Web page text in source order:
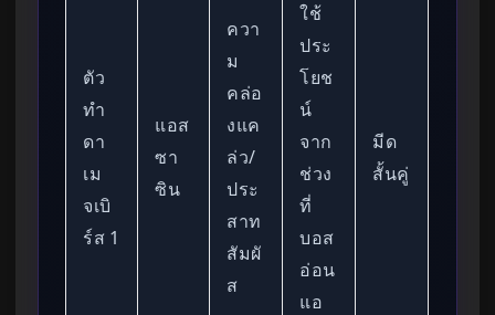
ตัว
ทำ
ดา
เม
จเบิ
ร์ส 1
แอส
ซา
ซิน
ควา
ม
คล่อ
งแค
ล่ว/
ประ
สาท
สัมผั
ส
ใช้
ประ
โยช
น์
จาก
ช่วง
ที่
บอส
อ่อน
แอ
มีด
สั้นคู่